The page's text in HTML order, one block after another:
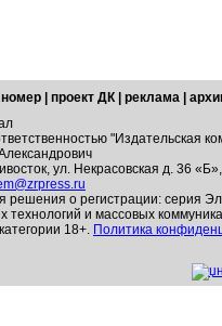
проект ДК реклама
"Издательская
ул. Некрасовская д. 36
решения о регистрации: серия
и массовых
18+. Политика